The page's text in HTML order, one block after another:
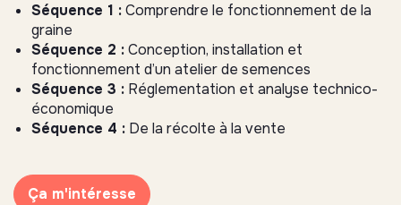
Séquence 1 :Comprendre le fonctionnement de la
graine
Séquence 2 :Conception, installation et
fonctionnement d’un atelier de semences
Séquence 3 : Réglementation et analyse technico-
économique
Séquence 4 : De la récolte à la vente
Ça m'intéresse